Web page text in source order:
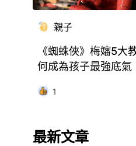
親子
《蜘蛛俠》梅嬸5
何成為孩子最強底氣
1
最新文章